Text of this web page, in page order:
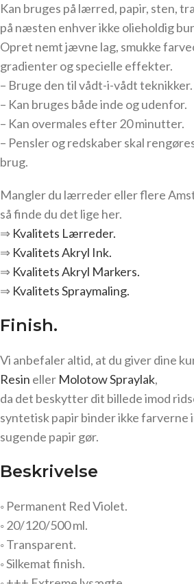
Kan bruges på lærred, papir, sten,
på næsten enhver ikke olieholdig
Opret nemt jævne lag, smukke
gradienter og specielle effekter.
– Bruge den til vådt-i-vådt teknikker.
– Kan bruges både inde og udenfor.
– Kan overmales efter 20 minutter.
– Pensler og redskaber skal
brug.
Mangler du lærreder eller flere
så finde du det lige her.
⇒ Kvalitets Lærreder.
⇒ Kvalitets Akryl Ink.
⇒ Kvalitets Akryl Markers.
⇒ Kvalitets Spraymaling.
Finish.
Vi anbefaler altid, at du giver dine
Resin eller Molotow Spraylak,
da det beskytter dit billede imod
syntetisk papir binder ikke farverne
sugende papir gør.
Beskrivelse
◦ Permanent Red Violet.
◦ 20/120/500 ml.
◦ Transparent.
◦ Silkemat finish.